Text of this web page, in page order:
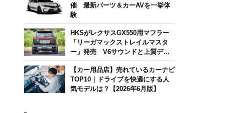
催 最新パーツ＆カーAVを一挙体
験
HKSがレクサスGX550用マフラー
「リーガマックストレイルマスタ
ー」発売 V6サウンドと上質デザ
インを両立
【カー用品店】売れているカーナビ
TOP10｜ドライブを快適にする人
気モデルは？【2026年6月版】